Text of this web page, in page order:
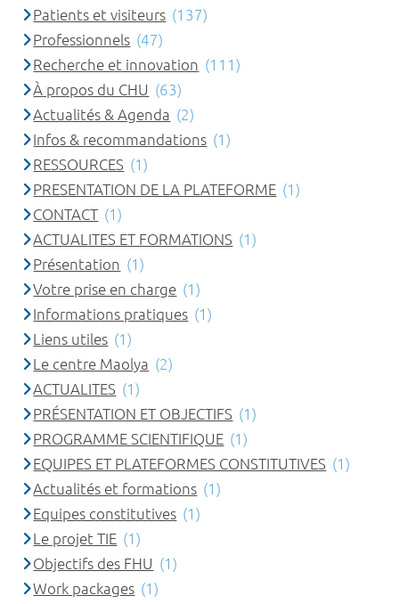
Patients et visiteurs (137)
Professionnels (47)
Recherche et innovation (111)
À propos du CHU (63)
Actualités & Agenda (2)
Infos & recommandations (1)
RESSOURCES (1)
PRESENTATION DE LA PLATEFORME (1)
CONTACT (1)
ACTUALITES ET FORMATIONS (1)
Présentation (1)
Votre prise en charge (1)
Informations pratiques (1)
Liens utiles (1)
Le centre Maolya (2)
ACTUALITES (1)
PRÉSENTATION ET OBJECTIFS (1)
PROGRAMME SCIENTIFIQUE (1)
EQUIPES ET PLATEFORMES CONSTITUTIVES (1)
Actualités et formations (1)
Equipes constitutives (1)
Le projet TIE (1)
Objectifs des FHU (1)
Work packages (1)